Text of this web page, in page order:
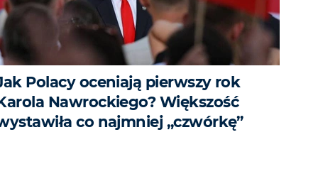
Polacy oceniają pierwszy rok
Nawrockiego? Większość
co najmniej „czwórkę”